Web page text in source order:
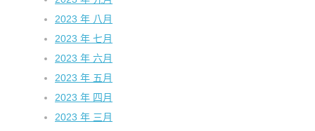
2023 年 八月
2023 年 七月
2023 年 六月
2023 年 五月
2023 年 四月
2023 年 三月